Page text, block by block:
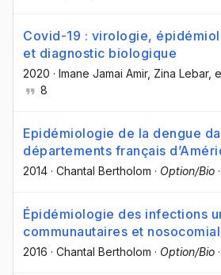
Covid-19 : virologie,
et diagnostic biologique
2020 · Imane Jamai Amir, Zina Lebar,
8
Epidémiologie de la dengue
départements français
2014 · Chantal Bertholom · Option/Bio ·
Épidémiologie des infections
communautaires et
2016 · Chantal Bertholom · Option/Bio ·